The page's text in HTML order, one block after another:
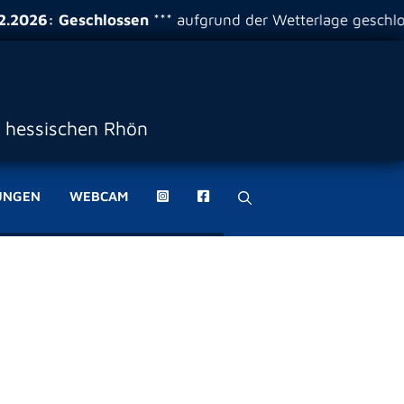
Geschlossen*** aufgrund der Wetterlage geschlossen
Rhön
WEBCAM